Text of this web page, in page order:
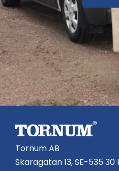
Tornum AB
Skaragatan 13, SE-535